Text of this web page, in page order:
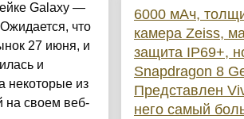
Galaxy —
что
27 июня, и
и
некоторые из
на своем веб-
6000 мАч,
камера Zeiss,
защита IP69+,
Snapdragon 8
Представлен
него самый